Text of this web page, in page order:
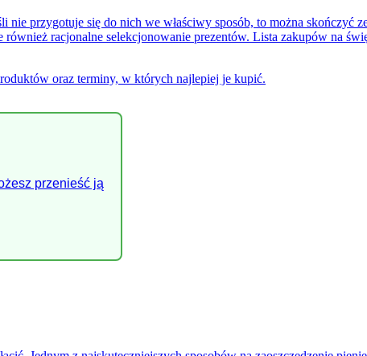
przygotuje się do nich we właściwy sposób, to można skończyć
racjonalne selekcjonowanie prezentów. Lista zakupów na
oraz terminy, w których najlepiej je kupić.
przenieść ją